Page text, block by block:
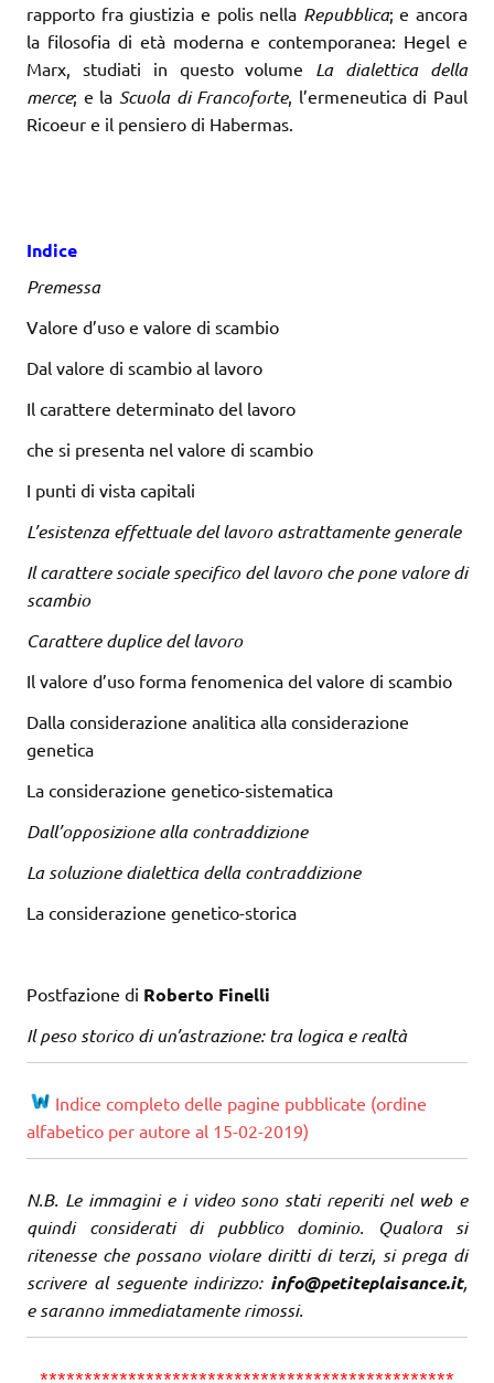
rapporto fra giustizia e polis nella Repubblica; e ancora
la filosofia di età moderna e contemporanea: Hegel e
Marx, studiati in questo volume La dialettica della
merce; e la Scuola di Francoforte, l’ermeneutica di Paul
Ricoeur e il pensiero di Habermas.
Indice
Premessa
Valore d’uso e valore di scambio
Dal valore di scambio al lavoro
Il carattere determinato del lavoro
che si presenta nel valore di scambio
I punti di vista capitali
L’esistenza effettuale del lavoro astrattamente generale
Il carattere sociale specifico del lavoro che pone valore di
scambio
Carattere duplice del lavoro
Il valore d’uso forma fenomenica del valore di scambio
Dalla considerazione analitica alla considerazione
genetica
La considerazione genetico-sistematica
Dall’opposizione alla contraddizione
La soluzione dialettica della contraddizione
La considerazione genetico-storica
Postfazione di Roberto Finelli
Il peso storico di un’astrazione: tra logica e realtà
Indice completo delle pagine pubblicate (ordine
alfabetico per autore al 15-02-2019)
N.B. Le immagini e i video sono stati reperiti nel web e
quindi considerati di pubblico dominio. Qualora si
ritenesse che possano violare diritti di terzi, si prega di
scrivere al seguente indirizzo: info@petiteplaisance.it,
e saranno immediatamente rimossi.
***********************************************